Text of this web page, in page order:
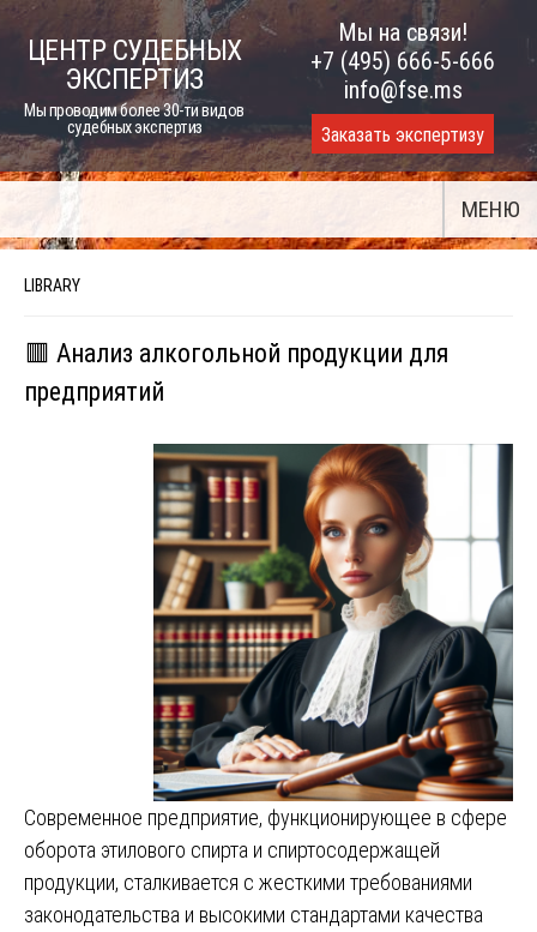
Skip
ЦЕНТР СУДЕБНЫХ
ЭКСПЕРТИЗ
Мы проводим более 30-ти видов
судебных экспертиз
Мы на связи!
+7 (495) 666-5-666
info@fse.ms
Заказать экспертизу
МЕНЮ
LIBRARY
🟥 Анализ алкогольной продукции для
предприятий
Современное предприятие, функционирующее в сфере
оборота этилового спирта и спиртосодержащей
продукции, сталкивается с жесткими требованиями
законодательства и высокими стандартами качества